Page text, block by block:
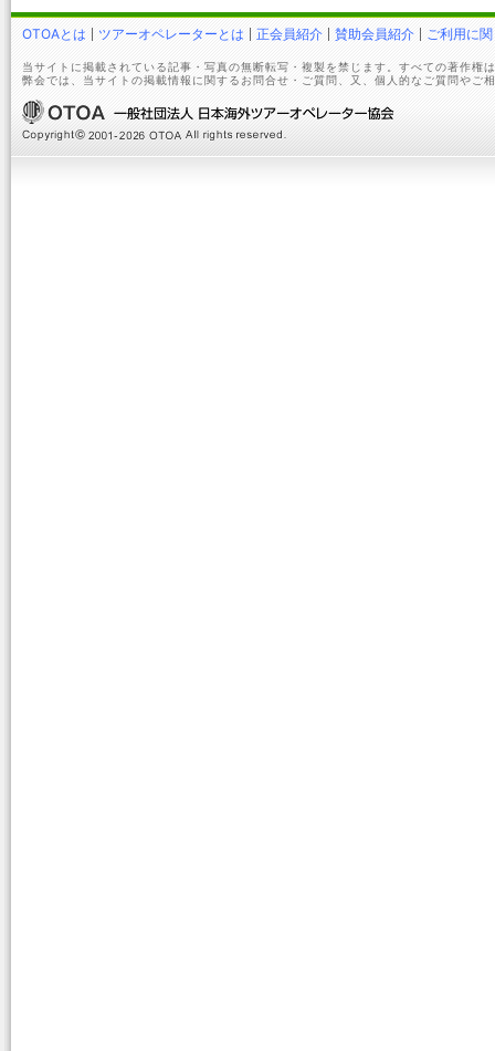
OTOAとは ツアーオペレーターとは 正会員紹介 賛助会員紹介 ご利用に
当サイトに掲載されている記事・写真の無断転写・複製を禁じます。すべての著作権
弊会では、当サイトの掲載情報に関するお問合せ・ご質問、又、個人的なご質問やご